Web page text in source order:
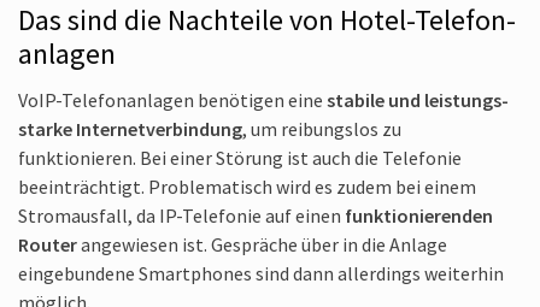
Das sind die Nachteile von Hotel-Telefon­
anlagen
VoIP-Telefonanlagen benötigen eine stabile und leistungs­
starke Internet­verbindung, um reibungslos zu
funktionieren. Bei einer Störung ist auch die Telefonie
beeinträchtigt. Problematisch wird es zudem bei einem
Strom­ausfall, da IP-Telefonie auf einen funktionierenden
Routerangewiesen ist. Gespräche über in die Anlage
eingebundene Smart­phones sind dann aller­dings weiterhin
möglich.